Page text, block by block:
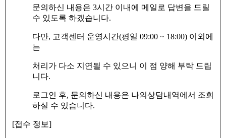
문의하신 내용은 3시간 이내에 메일로 답변을 드릴
수 있도록 하겠습니다.
다만, 고객센터 운영시간(평일 09:00 ~ 18:00) 이외에
는
처리가 다소 지연될 수 있으니 이 점 양해 부탁 드립
니다.
로그인 후, 문의하신 내용은 나의상담내역에서 조회
하실 수 있습니다.
[접수 정보]